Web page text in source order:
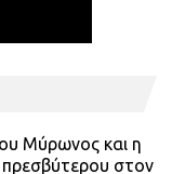
Μύρωνος και η
πρεσβύτερου στον